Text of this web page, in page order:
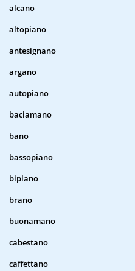
alcano
altopiano
antesignano
argano
autopiano
baciamano
bano
bassopiano
biplano
brano
buonamano
cabestano
caffettano